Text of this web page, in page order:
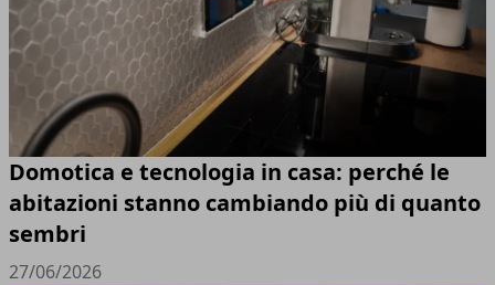
Domotica e tecnologia in casa: perché le
abitazioni stanno cambiando più di quanto
sembri
27/06/2026